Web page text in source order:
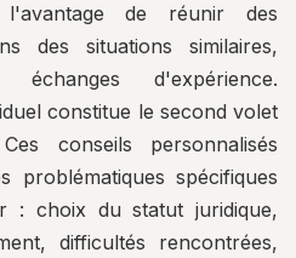
l'avantage de réunir des
des situations similaires,
d'expérience.
constitue le second volet
conseils personnalisés
problématiques spécifiques
: choix du statut juridique,
difficultés rencontrées,